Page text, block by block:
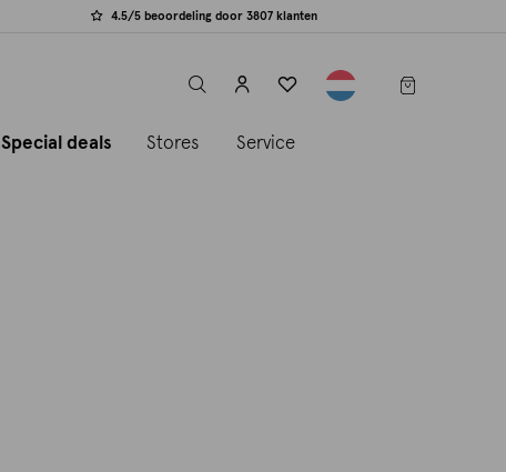
4.5/5 beoordeling door 3807 klanten
label.header.toggle
Special deals Stores Service